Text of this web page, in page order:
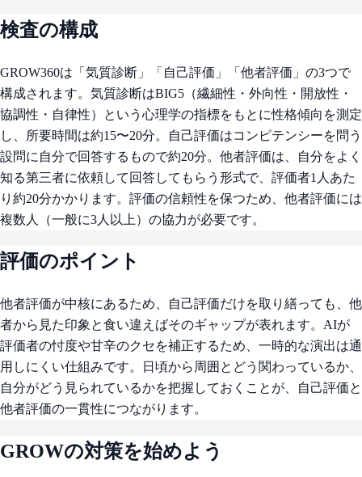
検査の構成
GROW360は「気質診断」「自己評価」「他者評価」の3つで
構成されます。気質診断はBIG5（繊細性・外向性・開放性・
協調性・自律性）という心理学の指標をもとに性格傾向を測定
し、所要時間は約15〜20分。自己評価はコンピテンシーを問う
設問に自分で回答するもので約20分。他者評価は、自分をよく
知る第三者に依頼して回答してもらう形式で、評価者1人あた
り約20分かかります。評価の信頼性を保つため、他者評価には
複数人（一般に3人以上）の協力が必要です。
評価のポイント
他者評価が中核にあるため、自己評価だけを取り繕っても、他
者から見た印象と食い違えばそのギャップが表れます。AIが
評価者の忖度や甘辛のクセを補正するため、一時的な演出は通
用しにくい仕組みです。日頃から周囲とどう関わっているか、
自分がどう見られているかを把握しておくことが、自己評価と
他者評価の一貫性につながります。
GROWの対策を始めよう